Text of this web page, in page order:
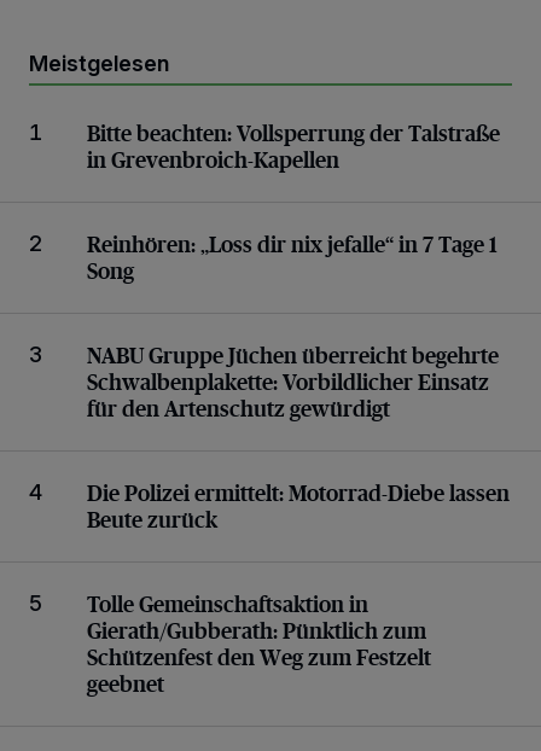
Meistgelesen
1
Vollsperrung der Talstraße in Grevenbroich-
Bitte beachten:Vollsperrung der Talstraße
in Grevenbroich-Kapellen
2
„Loss dir nix jefalle“ in 7 Tage 1 Song
Reinhören:„Loss dir nix jefalle“ in 7 Tage 1
Song
3
Vorbildlicher Einsatz für den Artenschutz gewürdigt
NABU Gruppe Jüchen überreicht begehrte
Schwalbenplakette:Vorbildlicher Einsatz
für den Artenschutz gewürdigt
4
Motorrad-Diebe lassen Beute zurück
Die Polizei ermittelt:Motorrad-Diebe lassen
Beute zurück
5
Pünktlich zum Schützenfest den Weg zum Festzelt
Tolle Gemeinschaftsaktion in
Gierath/Gubberath:Pünktlich zum
Schützenfest den Weg zum Festzelt
geebnet